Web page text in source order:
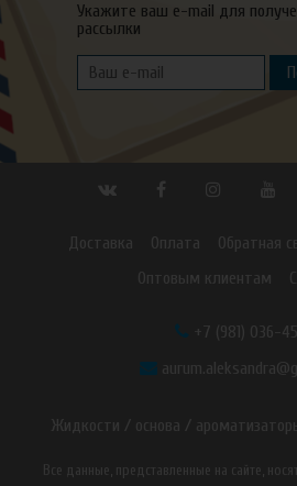
Укажите ваш e-mail для
рассылки
Доставка Оплата Обратная
Оптовым клиентам
+7 (981) 036-
Жидкости / основа /
Все данные, представленные на сайте,